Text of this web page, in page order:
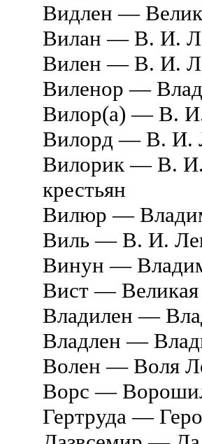
Видлен —
Вилан — В. И.
Вилен — В. И.
Виленор —
Вилор(а) — В.
Вилорд — В. И.
Вилорик — В. И.
крестьян
Вилюр —
Виль — В. И.
Винун —
Вист — Великая
Владилен —
Владлен —
Волен — Воля
Ворс —
Гертруда —